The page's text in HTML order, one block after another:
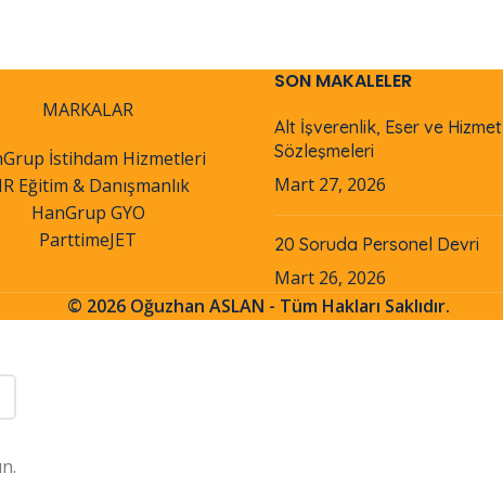
MARKALAR
İstihdam Hizmetleri
Eğitim & Danışmanlık
HanGrup GYO
ParttimeJET
SON MAKALELER
Alt İşverenlik, Eser ve Hizmet
Sözleşmeleri
Mart 27, 2026
20 Soruda Personel Devri
Mart 26, 2026
© 2026 Oğuzhan ASLAN - Tüm Hakları Saklıdır.